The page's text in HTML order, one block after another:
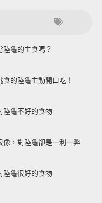
陸龜的主食嗎？
的陸龜主動開口吃！
陸龜不好的食物
像，對陸龜卻是一利一弊
陸龜很好的食物